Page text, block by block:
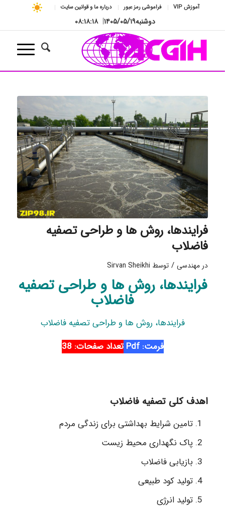
آموزش VIP فراموشی رمز عبور درباره ما و قوانین سایت
دوشنبه۱۴۰۵/۰۵/۱۹| ۰۸:۱۸:۱۹
فرایندها، روش ها و طراحی تصفیه
فاضلاب
در مهندسی / توسط Sirvan Sheikhi
فرایندها، روش ها و طراحی تصفیه
فاضلاب
فرایندها، روش ها و طراحی تصفیه فاضلاب
فرمت: Pdf
تعداد صفحات: 38
اهدف کلی تصفیه فاضلاب
تامین شرایط بهداشتی برای زندگی مردم
پاک نگهداری محیط زیست
بازیابی فاضلاب
تولید کود طبیعی
تولید انرژی